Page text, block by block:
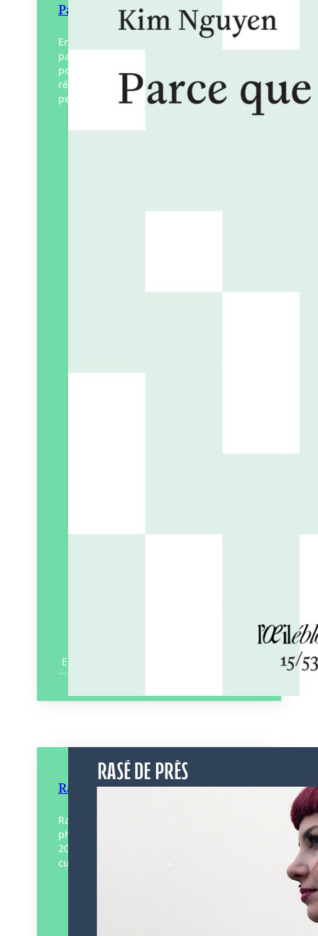
Parce que Perec
En 237 fragments commençant tous par «
parce que », Kim Nguyen dessine un
portrait complet de Georges Perec,
révélant les multiples facettes de sa
personnalité. Avec enthousiasme,…
En savoir plus
Rasé de près
Rasé de près regroupe une collection de
photographies argentiques initiée en
2007 et consacrée aux adeptes de la
culture skinhead non raciste en France.